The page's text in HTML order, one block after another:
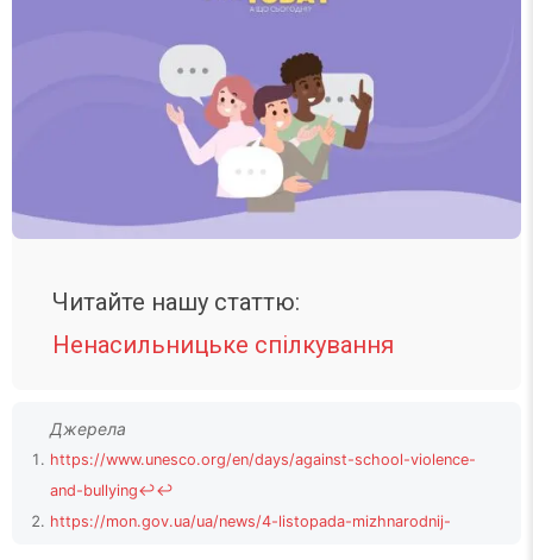
Читайте нашу статтю:
Ненасильницьке спілкування
https://www.unesco.org/en/days/against-school-violence-
and-bullying↩↩
https://mon.gov.ua/ua/news/4-listopada-mizhnarodnij-